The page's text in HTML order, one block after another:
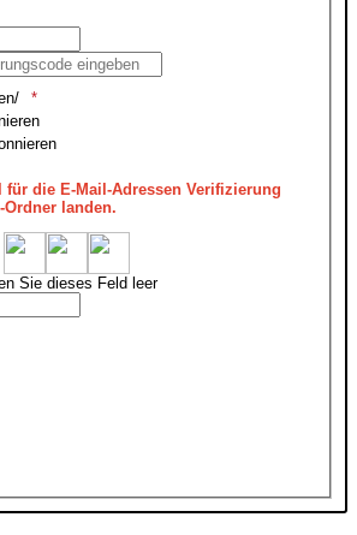
für die E-Mail-Adressen Verifizierung
landen.
Sie dieses Feld leer